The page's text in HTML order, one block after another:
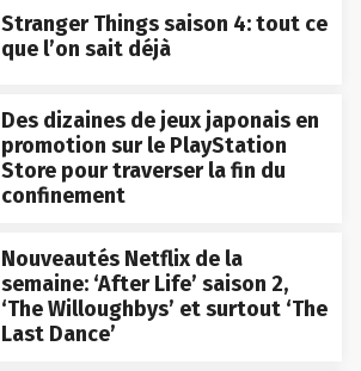
Stranger Things saison 4: tout ce
que l’on sait déjà
Des dizaines de jeux japonais en
promotion sur le PlayStation
Store pour traverser la fin du
confinement
Nouveautés Netflix de la
semaine: ‘After Life’ saison 2,
‘The Willoughbys’ et surtout ‘The
Last Dance’